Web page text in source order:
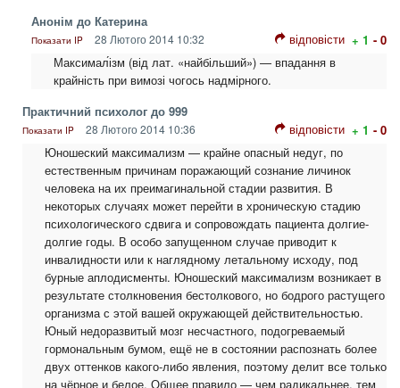
Анонім до Катерина
Показати IP 28 Лютого 2014 10:32 відповісти + 1 - 0
Максимал́ізм (від лат. «найбільший») — впадання в
крайність при вимозі чогось надмірного.
Практичний психолог до 999
Показати IP 28 Лютого 2014 10:36 відповісти + 1 - 0
Юношеский максимализм — крайне опасный недуг, по
естественным причинам поражающий сознание личинок
человека на их преимагинальной стадии развития. В
некоторых случаях может перейти в хроническую стадию
психологического сдвига и сопровождать пациента долгие-
долгие годы. В особо запущенном случае приводит к
инвалидности или к наглядному летальному исходу, под
бурные аплодисменты. Юношеский максимализм возникает в
результате столкновения бестолкового, но бодрого растущего
организма с этой вашей окружающей действительностью.
Юный недоразвитый мозг несчастного, подогреваемый
гормональным бумом, ещё не в состоянии распознать более
двух оттенков какого-либо явления, поэтому делит все только
на чёрное и белое. Общее правило — чем радикальнее, тем